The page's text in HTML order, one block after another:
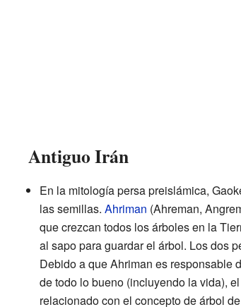
Antiguo Irán
En la mitología persa preislámica,
las semillas. Ahriman (Ahreman,
que crezcan todos los árboles en la
al sapo para guardar el árbol. Los dos
Debido a que Ahriman es responsable
de todo lo bueno (incluyendo la vida),
relacionado con el concepto de árbol